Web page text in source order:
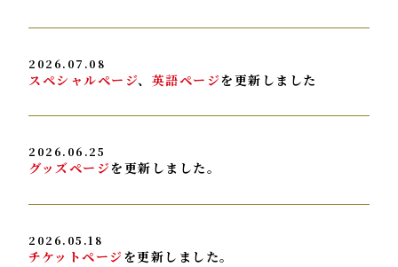
2026.07.08
スペシャルページ、 英語ページ を更新しました
2026.06.25
グッズページ を更新しました。
2026.05.18
チケットページ を更新しました。